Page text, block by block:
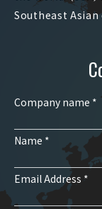
Southeast
Company name *
Name *
Email Address *